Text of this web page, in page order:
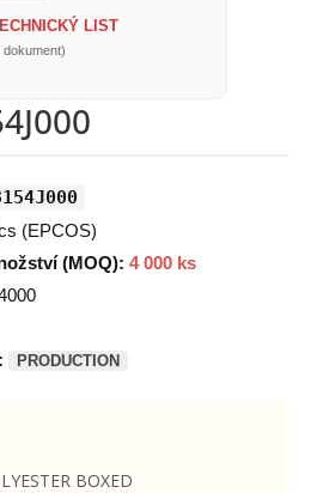
LIST
dokument)
(EPCOS)
(MOQ): 4 000 ks
PRODUCTION
BOXED